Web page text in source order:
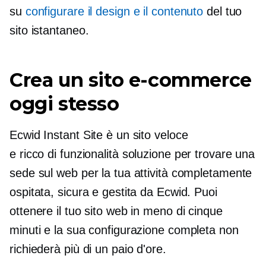
su configurare il design e il contenuto del tuo
sito istantaneo.
Crea un sito e-commerce
oggi stesso
Ecwid Instant Site è un sito veloce
e ricco di funzionalitàsoluzione per trovare una
sede sul web per la tua attività completamente
ospitata, sicura e gestita da Ecwid. Puoi
ottenere il tuo sito web in meno di cinque
minuti e la sua configurazione completa non
richiederà più di un paio d'ore.